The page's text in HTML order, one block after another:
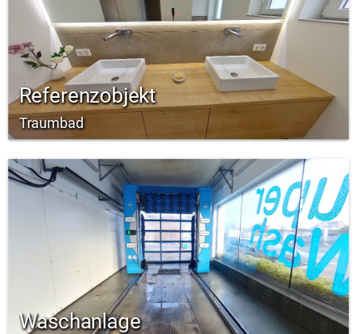
Referenzobjekt
Traumbad
Waschanlage